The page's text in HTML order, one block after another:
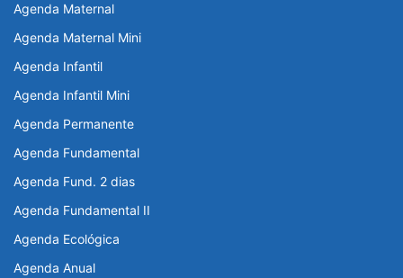
Agenda Maternal
Agenda Maternal Mini
Agenda Infantil
Agenda Infantil Mini
Agenda Permanente
Agenda Fundamental
Agenda Fund. 2 dias
Agenda Fundamental II
Agenda Ecológica
Agenda Anual